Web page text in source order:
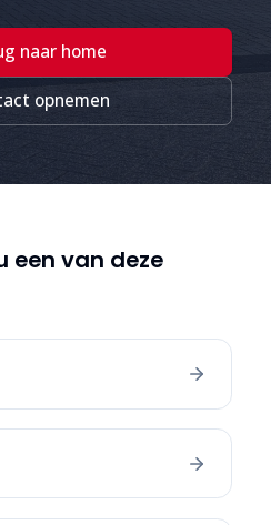
naar home
opnemen
een van deze